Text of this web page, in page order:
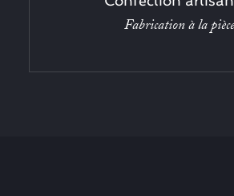
Fabrication à la pièce